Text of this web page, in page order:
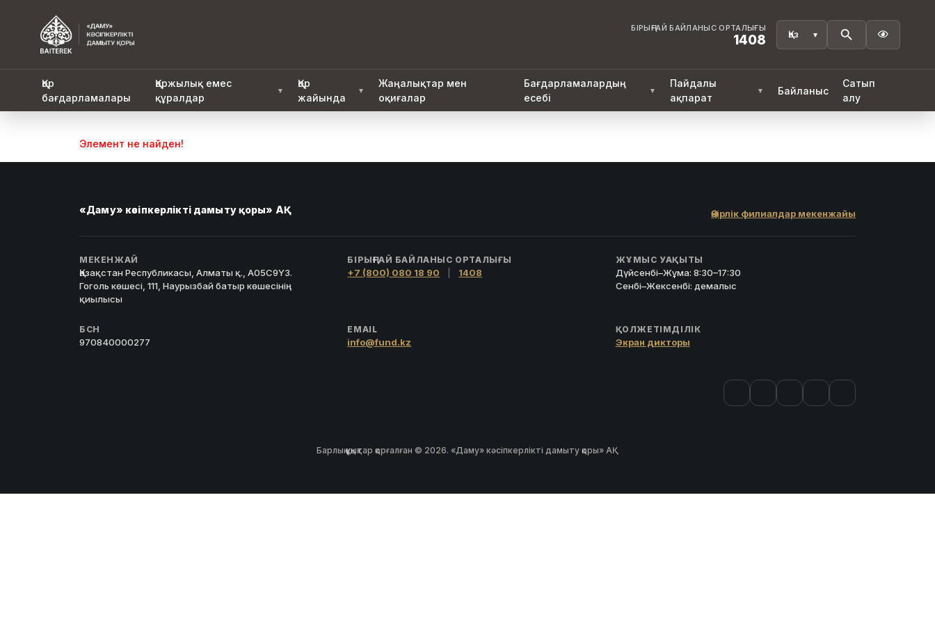
БІРЫҢҒАЙ БАЙЛАНЫС ОРТАЛЫҒЫ
1408 
Қор
бағдарламалары
Қаржылық емес
құралдар
▼
Қор
жайында
▼
Жаңалықтар мен
оқиғалар
Бағдарламалардың
есебі
▼
Пайдалы
ақпарат
▼ Байланыс
Сатып
алу
Элемент не найден!
«Даму» кәсіпкерлікті дамыту қоры» АҚ Өңірлік филиалдар мекенжайы
МЕКЕНЖАЙ
Қазақстан Республикасы, Алматы қ., A05C9Y3.
Гоголь көшесі, 111, Наурызбай батыр көшесінің
қиылысы
БІРЫҢҒАЙ БАЙЛАНЫС ОРТАЛЫҒЫ
+7 (800) 080 18 90 1408
ЖҰМЫС УАҚЫТЫ
Дүйсенбі–Жұма: 8:30–17:30
Сенбі–Жексенбі: демалыс
БСН
970840000277
EMAIL
info@fund.kz
ҚОЛЖЕТІМДІЛІК
Экран дикторы
Барлық құқықтар қорғалған © 2026. «Даму» кәсіпкерлікті дамыту қоры» АҚ